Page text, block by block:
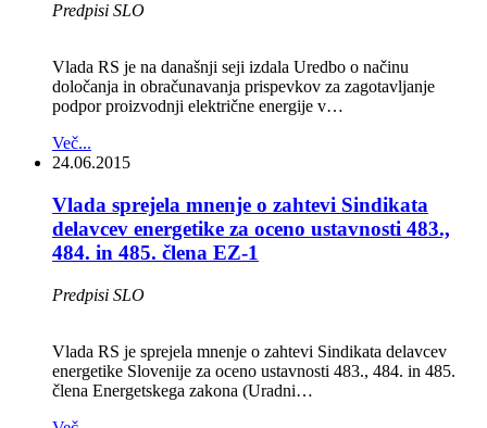
Predpisi SLO
Vlada RS je na današnji seji izdala Uredbo o načinu
določanja in obračunavanja prispevkov za zagotavljanje
podpor proizvodnji električne energije v…
Več...
24.06.2015
Vlada sprejela mnenje o zahtevi Sindikata
delavcev energetike za oceno ustavnosti 483.,
484. in 485. člena EZ-1
Predpisi SLO
Vlada RS je sprejela mnenje o zahtevi Sindikata delavcev
energetike Slovenije za oceno ustavnosti 483., 484. in 485.
člena Energetskega zakona (Uradni…